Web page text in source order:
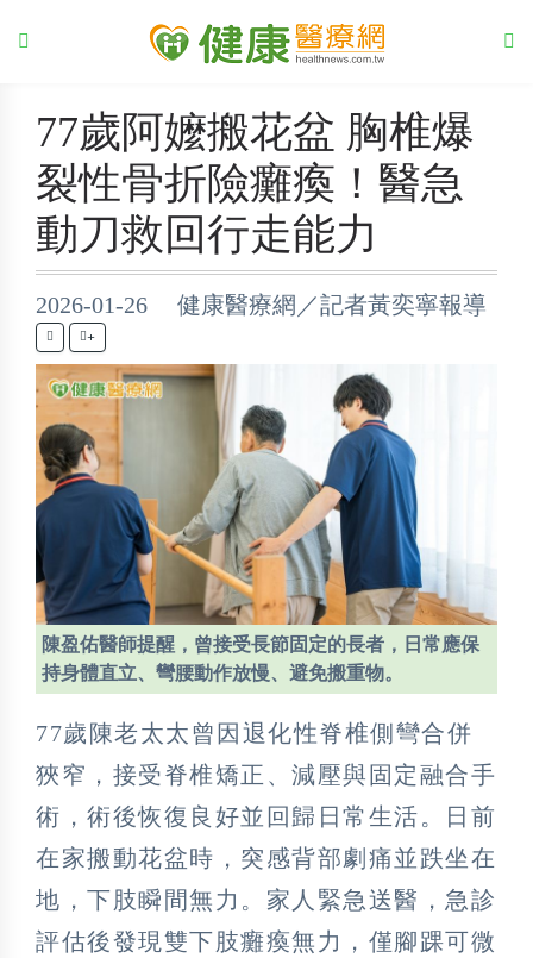
77歲阿嬤搬花盆 胸椎爆
裂性骨折險癱瘓！醫急
動刀救回行走能力
2026-01-26 健康醫療網／記者黃奕寧報導
+
陳盈佑醫師提醒，曾接受長節固定的長者，日常應保
持身體直立、彎腰動作放慢、避免搬重物。
77歲陳老太太曾因退化性脊椎側彎合併
狹窄，接受脊椎矯正、減壓與固定融合手
術，術後恢復良好並回歸日常生活。日前
在家搬動花盆時，突感背部劇痛並跌坐在
地，下肢瞬間無力。家人緊急送醫，急診
評估後發現雙下肢癱瘓無力，僅腳踝可微